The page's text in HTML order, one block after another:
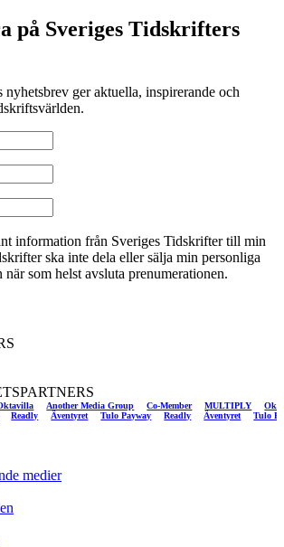
på Sveriges Tidskrifters
nyhetsbrev ger aktuella, inspirerande och
information från Sveriges Tidskrifter till min
ska inte dela eller sälja min personliga
som helst avsluta prenumerationen.
Another Media Group Co-Member MULTIPLY
Oktavilla
Äventyret
Readly
Tulo Payway
Äventyret
Readly
medier